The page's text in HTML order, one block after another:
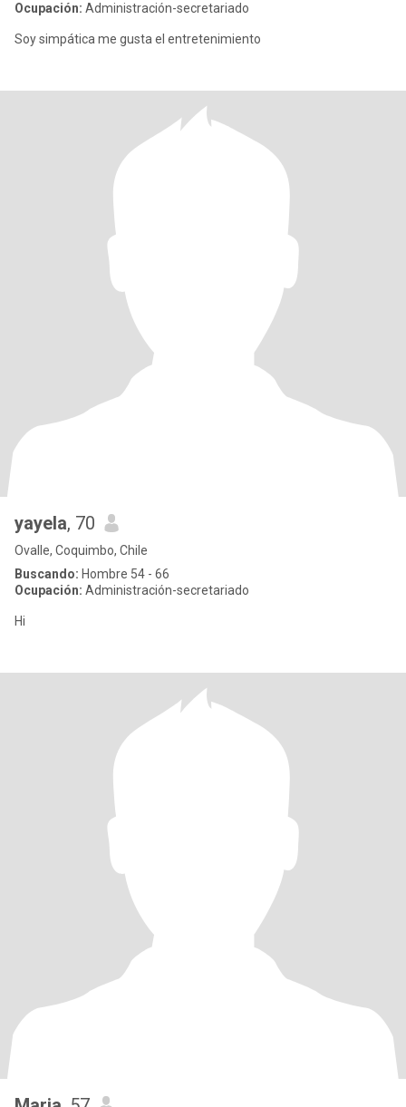
Ocupación: Administración-secretariado
Soy simpática me gusta el entretenimiento
yayela, 70
Ovalle, Coquimbo, Chile
Buscando: Hombre 54 - 66
Ocupación: Administración-secretariado
Hi